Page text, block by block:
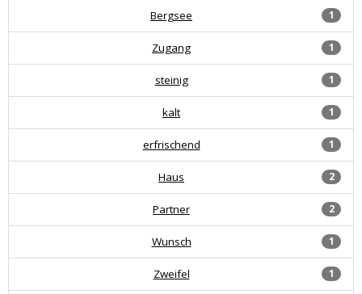
1
Bergsee
1
Zugang
1
steinig
1
kalt
1
erfrischend
2
Haus
2
Partner
1
Wunsch
1
Zweifel